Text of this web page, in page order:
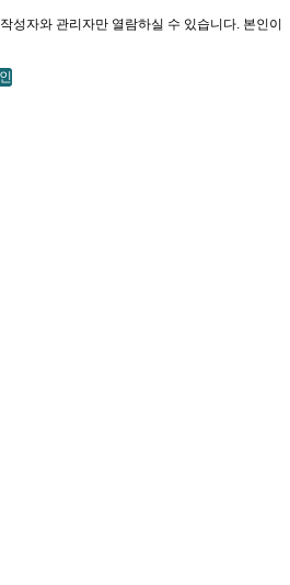
작성자와 관리자만 열람하실 수 있습니다. 본인이